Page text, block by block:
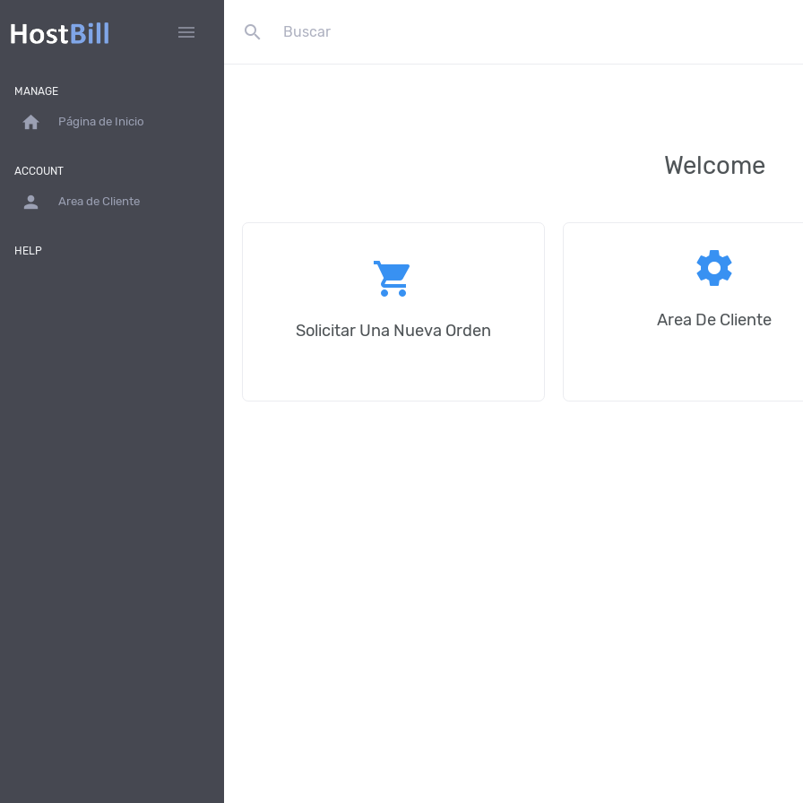
menu search
MANAGE
home Página de Inicio
ACCOUNT
person Area de Cliente
HELP
Welcome
shopping_cart
Solicitar Una Nueva Orden
settings
Area De Cliente